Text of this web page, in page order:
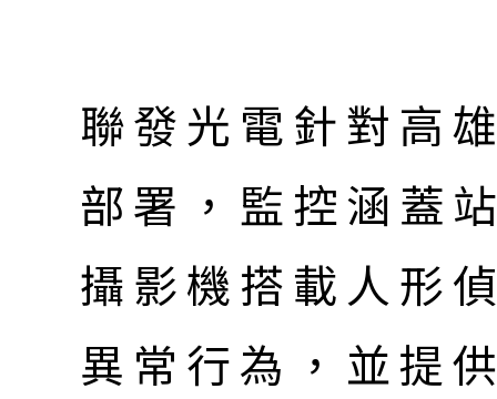
聯發光電針對高
部署，監控涵蓋
攝影機搭載人形
異常行為，並提